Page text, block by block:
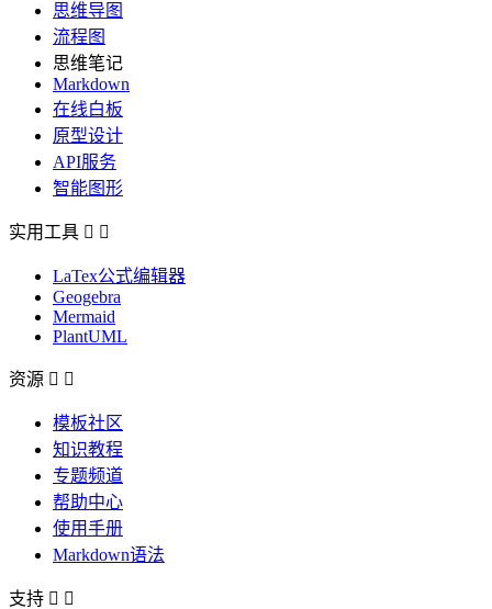
思维导图
流程图
思维笔记
Markdown
在线白板
原型设计
API服务
智能图形
实用工具  
LaTex公式编辑器
Geogebra
Mermaid
PlantUML
资源  
模板社区
知识教程
专题频道
帮助中心
使用手册
Markdown语法
支持  